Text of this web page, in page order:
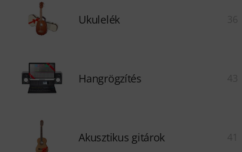
Ukulelék
Hangrögzítés
Akusztikus gitárok